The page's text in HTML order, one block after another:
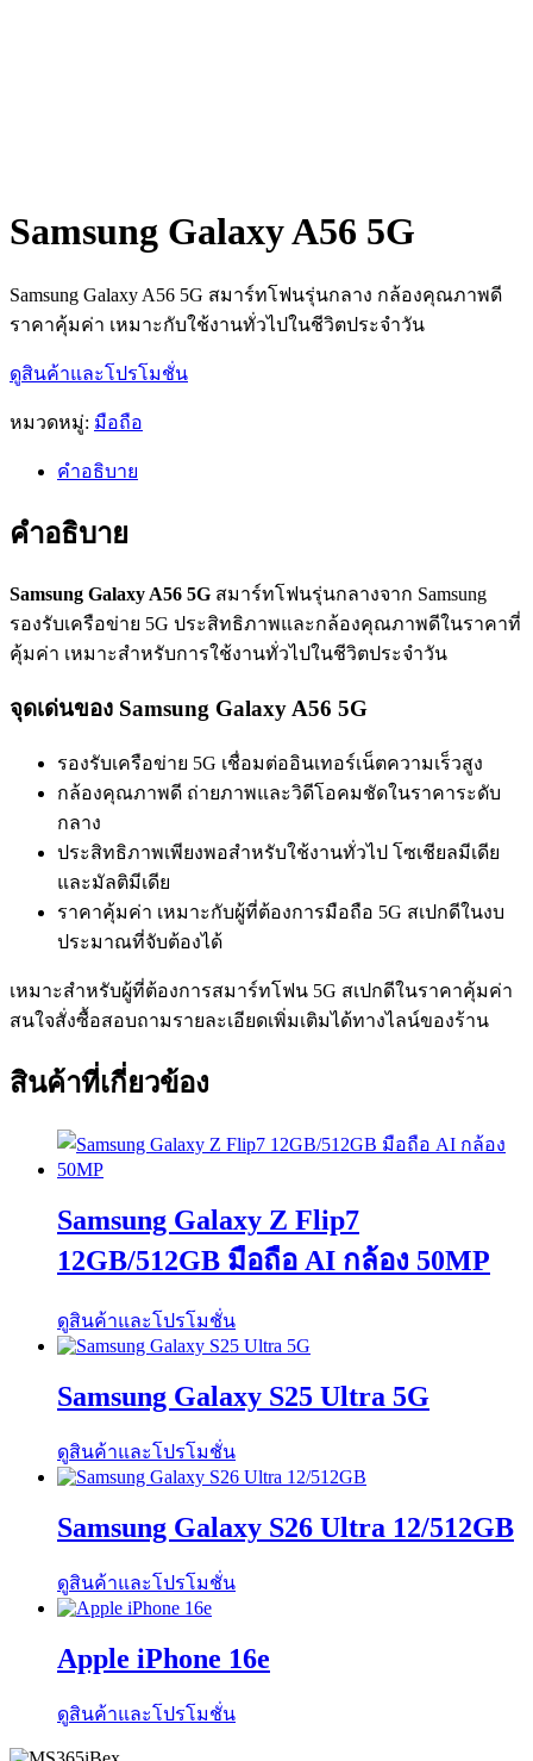
Samsung Galaxy A56 5G
Samsung Galaxy A56 5G สมาร์ทโฟนรุ่นกลาง กล้องคุณภาพดี
ราคาคุ้มค่า เหมาะกับใช้งานทั่วไปในชีวิตประจำวัน
ดูสินค้าและโปรโมชั่น
หมวดหมู่: มือถือ
คำอธิบาย
คำอธิบาย
Samsung Galaxy A56 5G สมาร์ทโฟนรุ่นกลางจาก Samsung
รองรับเครือข่าย 5G ประสิทธิภาพและกล้องคุณภาพดีในราคาที่
คุ้มค่า เหมาะสำหรับการใช้งานทั่วไปในชีวิตประจำวัน
จุดเด่นของ Samsung Galaxy A56 5G
รองรับเครือข่าย 5G เชื่อมต่ออินเทอร์เน็ตความเร็วสูง
กล้องคุณภาพดี ถ่ายภาพและวิดีโอคมชัดในราคาระดับ
กลาง
ประสิทธิภาพเพียงพอสำหรับใช้งานทั่วไป โซเชียลมีเดีย
และมัลติมีเดีย
ราคาคุ้มค่า เหมาะกับผู้ที่ต้องการมือถือ 5G สเปกดีในงบ
ประมาณที่จับต้องได้
เหมาะสำหรับผู้ที่ต้องการสมาร์ทโฟน 5G สเปกดีในราคาคุ้มค่า
สนใจสั่งซื้อสอบถามรายละเอียดเพิ่มเติมได้ทางไลน์ของร้าน
สินค้าที่เกี่ยวข้อง
Samsung Galaxy Z Flip7
12GB/512GB มือถือ AI กล้อง 50MP
ดูสินค้าและโปรโมชั่น
Samsung Galaxy S25 Ultra 5G
ดูสินค้าและโปรโมชั่น
Samsung Galaxy S26 Ultra 12/512GB
ดูสินค้าและโปรโมชั่น
Apple iPhone 16e
ดูสินค้าและโปรโมชั่น